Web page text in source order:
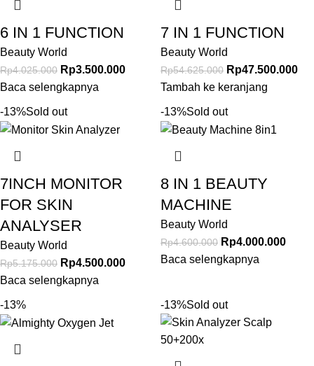
6 IN 1 FUNCTION
Beauty World
Rp4.025.000 Rp3.500.000
Baca selengkapnya
7 IN 1 FUNCTION
Beauty World
Rp54.625.000 Rp47.500.000
Tambah ke keranjang
-13%Sold out
7INCH MONITOR
FOR SKIN
ANALYSER
Beauty World
Rp5.175.000 Rp4.500.000
Baca selengkapnya
-13%Sold out
8 IN 1 BEAUTY
MACHINE
Beauty World
Rp4.600.000 Rp4.000.000
Baca selengkapnya
-13% -13%Sold out